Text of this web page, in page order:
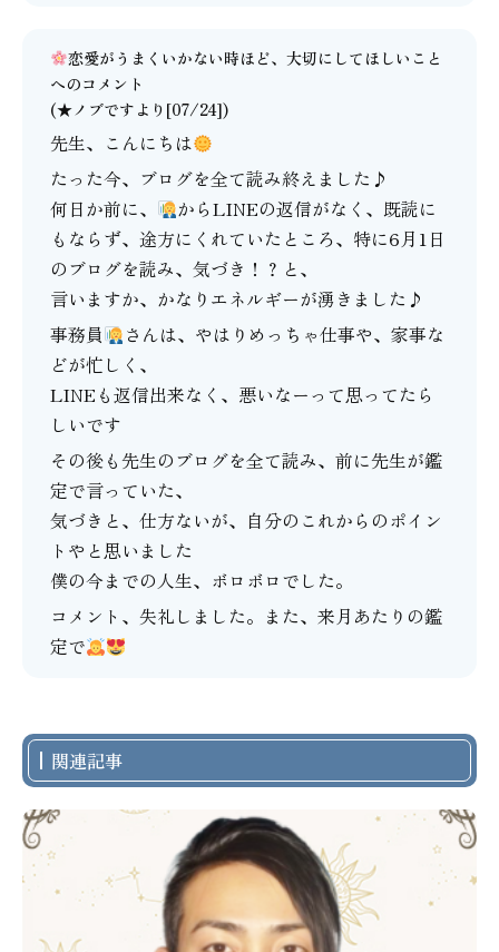
恋愛がうまくいかない時ほど、大切にしてほしいこと
へのコメント
(★ノブですより[07/24])
先生、こんにちは
たった今、ブログを全て読み終えました♪
何日か前に、
からLINEの返信がなく、既読に
もならず、途方にくれていたところ、特に6月1日
のブログを読み、気づき！？と、
言いますか、かなりエネルギーが湧きました♪
事務員
さんは、やはりめっちゃ仕事や、家事な
どが忙しく、
LINEも返信出来なく、悪いなーって思ってたら
しいです
その後も先生のブログを全て読み、前に先生が鑑
定で言っていた、
気づきと、仕方ないが、自分のこれからのポイン
トやと思いました
僕の今までの人生、ボロボロでした。
コメント、失礼しました。また、来月あたりの鑑
定で
関連記事